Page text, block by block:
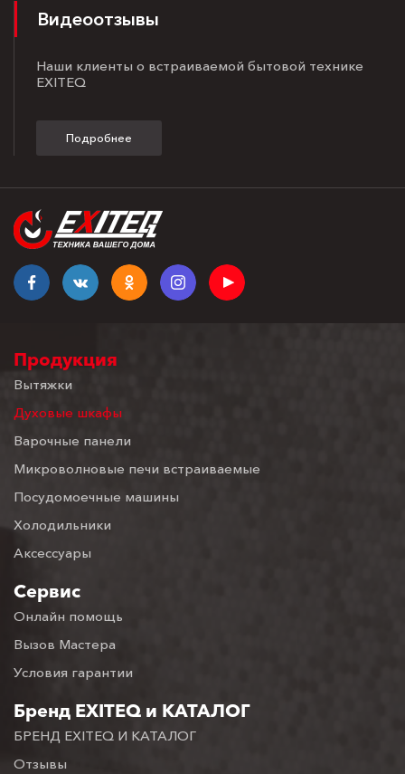
Видеоотзывы
Наши клиенты о встраиваемой бытовой технике
EXITEQ
Подробнее
Продукция
Вытяжки
Духовые шкафы
Варочные панели
Микроволновые печи встраиваемые
Посудомоечные машины
Холодильники
Аксессуары
Сервис
Онлайн помощь
Вызов Мастера
Условия гарантии
Бренд EXITEQ и КАТАЛОГ
БРЕНД EXITEQ И КАТАЛОГ
Отзывы